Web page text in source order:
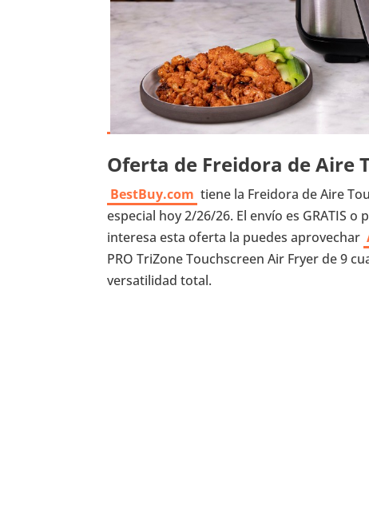
Oferta de Freidora de Aire
BestBuy.com tiene la Freidora de Aire
especial hoy 2/26/26. El envío es GRATIS
interesa esta oferta la puedes aprovechar
PRO TriZone Touchscreen Air Fryer de 9
versatilidad total.